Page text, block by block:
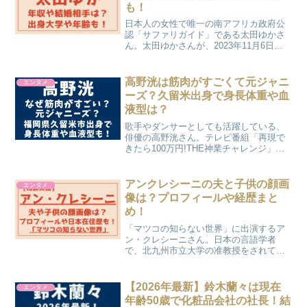
も！
日本人の女性で唯一の南アフリカ政府公
認「サファリガイド」である太田ゆかさ
ん。太田ゆかさんが、2023年11月6日放
たり、著書「私の職場はサバンナで
す！」が出版されたり、...
エンタメ
高野洸は筋肉がすごくて元ジャニ
ーズ？久留米出身で身長体重や血
液型は？
歌手やダンサーとしても活躍している、
俳優の高野洸さん。テレビ番組「再現で
きたら100万円!THE神業チャレンジ」に
目されていますよね。その後は、ミュー
ジカル「刀剣乱...
エンタメ
アンクレシーニの夫と子供の顔画
像は？プロフィールや経歴まと
め！
「マツコの知らない世界」に出演するア
ン・クレシーニさん。日本の言語学者
で、北九州市立大学の准教授をされてい
「マツコの知らない世界」では「和製英
語の世界」を紹介してくれるよ...
エンタメ
【2026年最新】鈴木蘭々は現在
年齢50歳で化粧品会社の社長！結